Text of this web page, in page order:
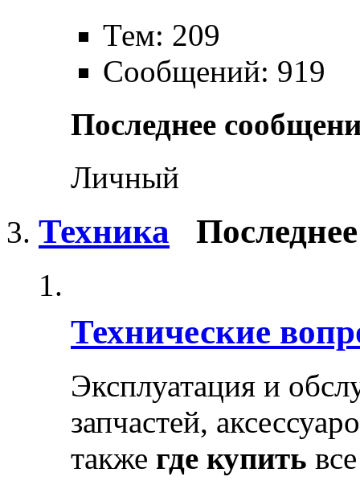
Тем: 209
Сообщений: 919
Последнее
Личный
Техника
Технические
Эксплуатация и
запчастей,
также где купить